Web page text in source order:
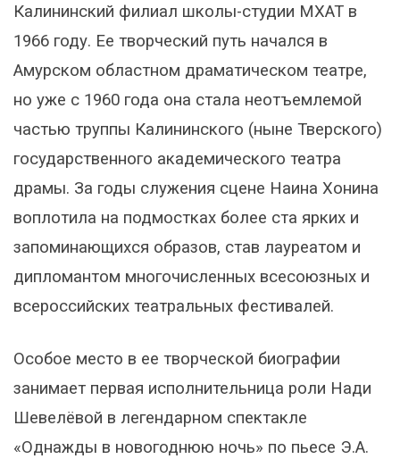
Калининский филиал школы-студии МХАТ в
1966 году. Ее творческий путь начался в
Амурском областном драматическом театре,
но уже с 1960 года она стала неотъемлемой
частью труппы Калининского (ныне Тверского)
государственного академического театра
драмы. За годы служения сцене Наина Хонина
воплотила на подмостках более ста ярких и
запоминающихся образов, став лауреатом и
дипломантом многочисленных всесоюзных и
всероссийских театральных фестивалей.
Особое место в ее творческой биографии
занимает первая исполнительница роли Нади
Шевелёвой в легендарном спектакле
«Однажды в новогоднюю ночь» по пьесе Э.А.